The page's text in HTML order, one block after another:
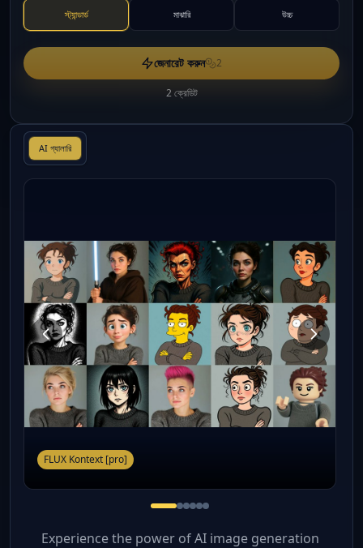
স্ট্যান্ডার্ড মাঝারি উচ্চ
জেনারেট করুন 2
2 ক্রেডিট
AI গ্যালারি
FLUX Kontext [pro]
Experience the power of AI image generation